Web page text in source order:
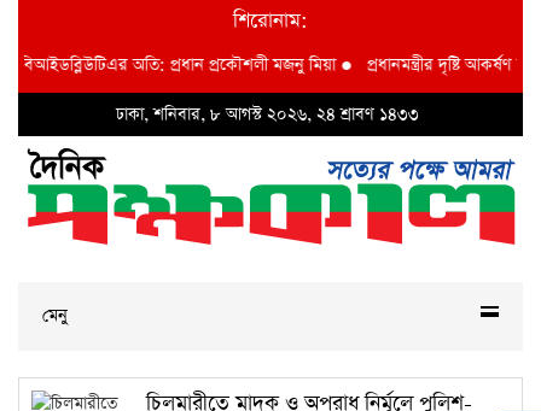
শিরোনাম:
বিআইডব্লিউটিএর অতি: প্রধান প্রকৌশলী মজনু মিয়া● প্রধানমন্ত্রীর দৃষ্টি আকর্ষণ বি
ঢাকা, শনিবার, ৮ আগস্ট ২০২৬, ২৪ শ্রাবণ ১৪৩৩
মেনু
চিলমারীতে মাদক ও অপরাধ নির্মূলে পুলিশ-